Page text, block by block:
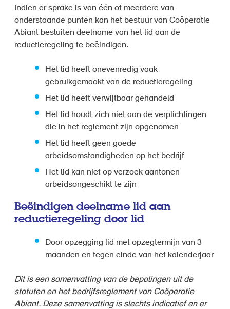
Indien er sprake is van één of meerdere van
onderstaande punten kan het bestuur van Coöperatie
Abiant besluiten deelname van het lid aan de
reductieregeling te beëindigen.
Het lid heeft onevenredig vaak
gebruikgemaakt van de reductieregeling
Het lid heeft verwijtbaar gehandeld
Het lid houdt zich niet aan de verplichtingen
die in het reglement zijn opgenomen
Het lid heeft geen goede
arbeidsomstandigheden op het bedrijf
Het lid kan niet op verzoek aantonen
arbeidsongeschikt te zijn
Beëindigen deelname lid aan
reductieregeling door lid
Door opzegging lid met opzegtermijn van 3
maanden en tegen einde van het kalenderjaar
Dit is een samenvatting van de bepalingen uit de
statuten en het bedrijfsreglement van Coöperatie
Abiant. Deze samenvatting is slechts indicatief en er